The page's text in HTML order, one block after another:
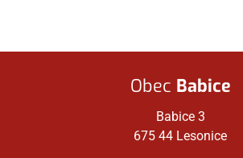
Obec Babice
Babice 3
675 44 Lesonice